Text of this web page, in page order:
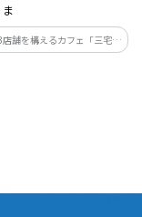
ま
舗を構えるカフェ「三宅商
」のジャムセット。色鮮や